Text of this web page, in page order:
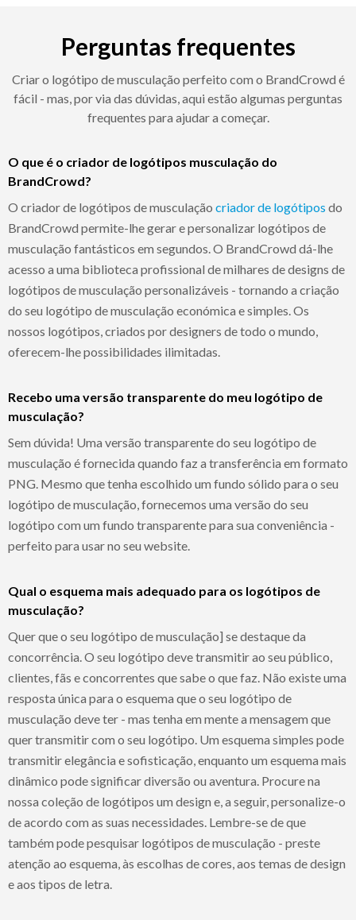
Perguntas frequentes
Criar o logótipo de musculação perfeito com o BrandCrowd é
fácil - mas, por via das dúvidas, aqui estão algumas perguntas
frequentes para ajudar a começar.
O que é o criador de logótipos musculação do
BrandCrowd?
O criador de logótipos de musculação criador de logótipos do
BrandCrowd permite-lhe gerar e personalizar logótipos de
musculação fantásticos em segundos. O BrandCrowd dá-lhe
acesso a uma biblioteca profissional de milhares de designs de
logótipos de musculação personalizáveis - tornando a criação
do seu logótipo de musculação económica e simples. Os
nossos logótipos, criados por designers de todo o mundo,
oferecem-lhe possibilidades ilimitadas.
Recebo uma versão transparente do meu logótipo de
musculação?
Sem dúvida! Uma versão transparente do seu logótipo de
musculação é fornecida quando faz a transferência em formato
PNG. Mesmo que tenha escolhido um fundo sólido para o seu
logótipo de musculação, fornecemos uma versão do seu
logótipo com um fundo transparente para sua conveniência -
perfeito para usar no seu website.
Qual o esquema mais adequado para os logótipos de
musculação?
Quer que o seu logótipo de musculação] se destaque da
concorrência. O seu logótipo deve transmitir ao seu público,
clientes, fãs e concorrentes que sabe o que faz. Não existe uma
resposta única para o esquema que o seu logótipo de
musculação deve ter - mas tenha em mente a mensagem que
quer transmitir com o seu logótipo. Um esquema simples pode
transmitir elegância e sofisticação, enquanto um esquema mais
dinâmico pode significar diversão ou aventura. Procure na
nossa coleção de logótipos um design e, a seguir, personalize-o
de acordo com as suas necessidades. Lembre-se de que
também pode pesquisar logótipos de musculação - preste
atenção ao esquema, às escolhas de cores, aos temas de design
e aos tipos de letra.